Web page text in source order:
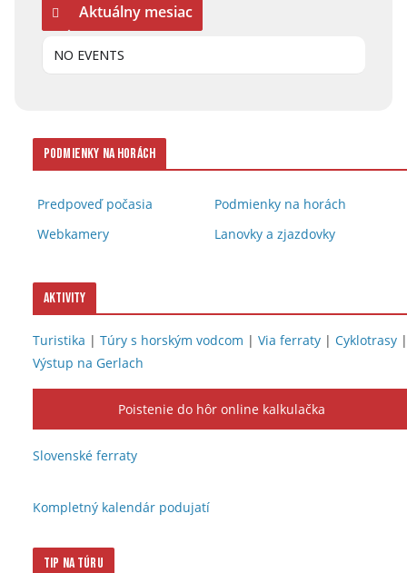
Aktuálny mesiac
NO EVENTS
Podmienky na horách
Predpoveď počasia
Webkamery
Podmienky na horách
Lanovky a zjazdovky
Aktivity
Turistika | Túry s horským vodcom | Via ferraty | Cyklotrasy |
Výstup na Gerlach
Poistenie do hôr online kalkulačka
Slovenské ferraty
Kompletný kalendár podujatí
Tip na túru